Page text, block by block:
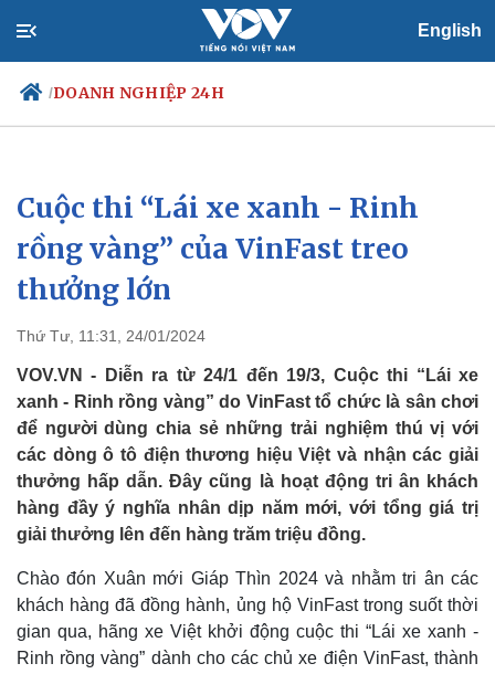
English
/DOANH NGHIỆP 24H
Chính trị
Đảng
Tổ chức nhân sự
Quốc hội
Nhận diện sự thật
Xã hội
Tin 24h
Dự báo thời tiết
Cuộc thi “Lái xe xanh - Rinh
rồng vàng” của VinFast treo
thưởng lớn
Thứ Tư, 11:31, 24/01/2024
VOV.VN - Diễn ra từ 24/1 đến 19/3, Cuộc thi “Lái xe
xanh - Rinh rồng vàng” do VinFast tổ chức là sân chơi
để người dùng chia sẻ những trải nghiệm thú vị với
các dòng ô tô điện thương hiệu Việt và nhận các giải
thưởng hấp dẫn. Đây cũng là hoạt động tri ân khách
hàng đầy ý nghĩa nhân dịp năm mới, với tổng giá trị
giải thưởng lên đến hàng trăm triệu đồng.
Chào đón Xuân mới Giáp Thìn 2024 và nhằm tri ân các
khách hàng đã đồng hành, ủng hộ VinFast trong suốt thời
gian qua, hãng xe Việt khởi động cuộc thi “Lái xe xanh -
Rinh rồng vàng” dành cho các chủ xe điện VinFast, thành